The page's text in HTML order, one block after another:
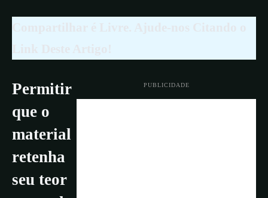
PUBLICIDADE
Permitir
que o
material
retenha
seu teor